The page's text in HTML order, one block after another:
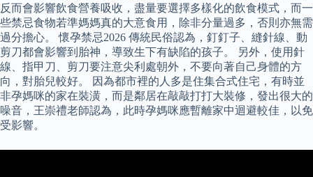
反而會影響飲食營養吸收，盡量要選擇多樣化的飲食模式，而一
些禁忌食物若準媽媽真的大意食用，除非分量過多，否則亦無需
過分擔心。 懷孕禁忌2026 傳統民俗認為，釘釘子、縫針線、動
剪刀都會影響到胎神，導致生下有缺陷的孩子。 另外，使用針
線、指甲刀、剪刀要注意尖利處朝外，不要向著自己身體的方
向，對胎兒較好。 因為都市裡的人多是住集合式住宅，有時並
非孕媽咪的家在裝潢，而是鄰居在敲敲打打大裝修，發出很大的
噪音，王崇禮老師認為，此時孕媽咪應暫離家中迴避較佳，以免
受影響。